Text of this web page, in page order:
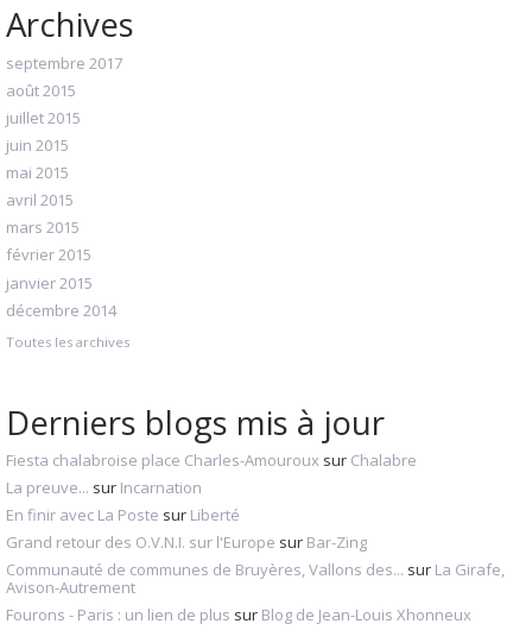
Archives
septembre 2017
août 2015
juillet 2015
juin 2015
mai 2015
avril 2015
mars 2015
février 2015
janvier 2015
décembre 2014
Toutes les archives
Derniers blogs mis à jour
Fiesta chalabroise place Charles-Amouroux sur Chalabre
La preuve... sur Incarnation
En finir avec La Poste sur Liberté
Grand retour des O.V.N.I. sur l'Europe sur Bar-Zing
Communauté de communes de Bruyères, Vallons des... sur La Girafe,
Avison-Autrement
Fourons - Paris : un lien de plus sur Blog de Jean-Louis Xhonneux